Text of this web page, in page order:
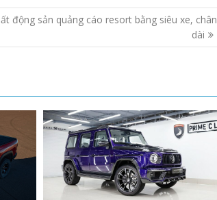
động sản quảng cáo resort bằng siêu xe, chân
dài